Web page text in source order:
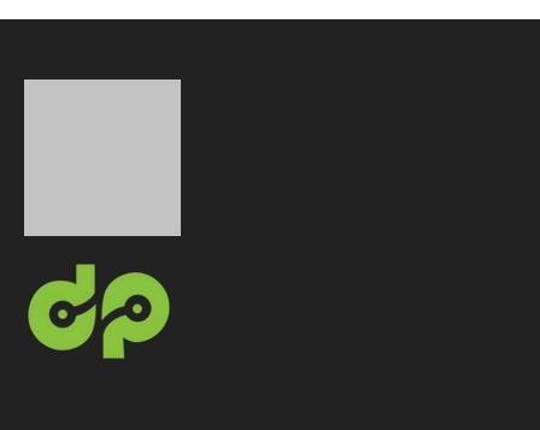
AndroidPonsel.com adalah media digital independen
yang secara konsisten menyajikan Berita Teknologi